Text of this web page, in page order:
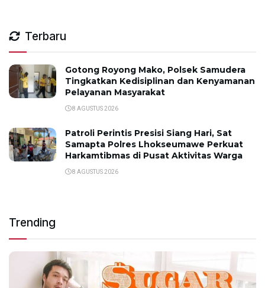
Terbaru
Gotong Royong Mako, Polsek Samudera
Tingkatkan Kedisiplinan dan Kenyamanan
Pelayanan Masyarakat
8 AGUSTUS 2026
Patroli Perintis Presisi Siang Hari, Sat
Samapta Polres Lhokseumawe Perkuat
Harkamtibmas di Pusat Aktivitas Warga
8 AGUSTUS 2026
Trending